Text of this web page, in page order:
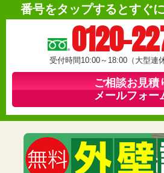
番号をタップするとすぐ
0120-
受付時間10:00～18:00（大型連
ご相談お見積
メールフォー